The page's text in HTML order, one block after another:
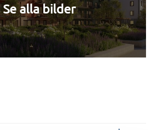
Se alla bilder